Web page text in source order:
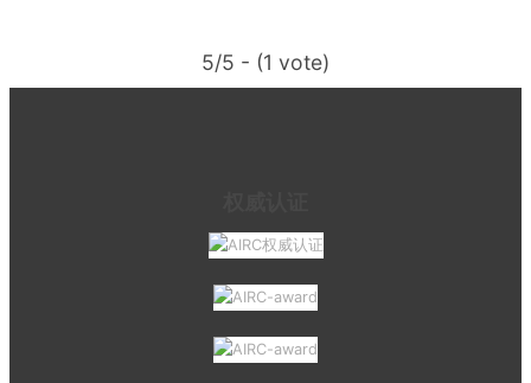
5/5 - (1 vote)